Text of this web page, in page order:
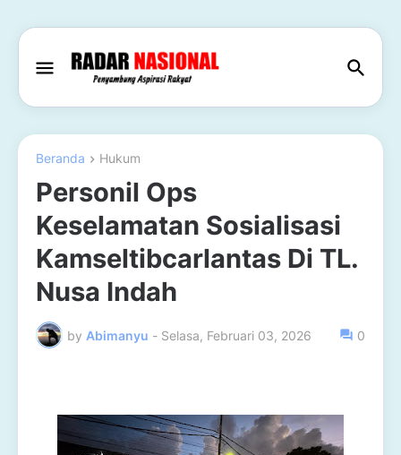
Beranda Hukum
Personil Ops
Keselamatan Sosialisasi
Kamseltibcarlantas Di TL.
Nusa Indah
by Abimanyu - Selasa, Februari 03, 2026 0